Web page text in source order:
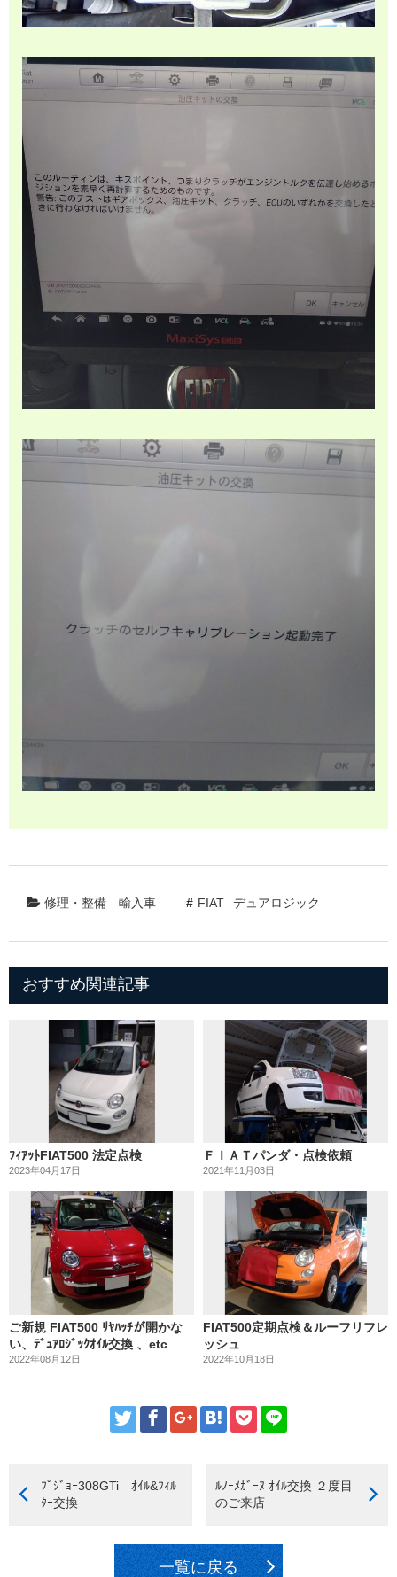
修理・整備 輸入車 FIAT デュアロジック
おすすめ関連記事
ﾌｨｱｯﾄFIAT500 法定点検
2023年04月17日
ＦＩＡＴパンダ・点検依頼
2021年11月03日
ご新規 FIAT500 ﾘﾔﾊｯﾁが開かな
い、ﾃﾞｭｱﾛｼﾞｯｸｵｲﾙ交換 、etc
2022年08月12日
FIAT500定期点検＆ルーフリフレ
ッシュ
2022年10月18日
ﾌﾟｼﾞｮｰ308GTi ｵｲﾙ&ﾌｨﾙ
ﾀｰ交換
ﾙﾉｰﾒｶﾞｰﾇ ｵｲﾙ交換 ２度目
のご来店
一覧に戻る